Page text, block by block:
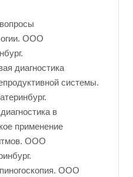
ООО
диагностика
системы.
в
применение
ООО
ООО